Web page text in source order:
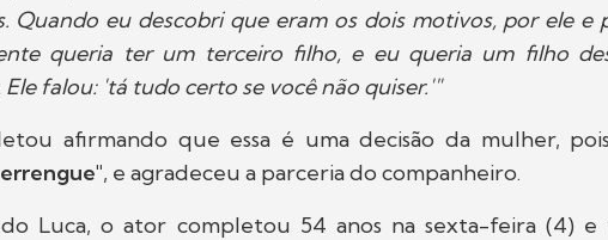
Quando eu descobri que eram os dois motivos, por ele e
queria ter um terceiro filho, e eu queria um filho
Ele falou: 'tá tudo certo se você não quiser.'"
afirmando que essa é uma decisão da mulher,
, e agradeceu a parceria do companheiro.
do Luca, o ator completou 54 anos na sexta-feira (4) e